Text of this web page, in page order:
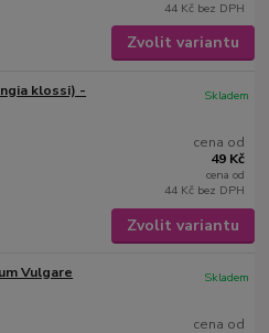
44 Kč bez DPH
Zvolit variantu
klossi) -
cena od
49 Kč
cena od
44 Kč bez DPH
Skladem
Zvolit variantu
Vulgare
cena od
Skladem